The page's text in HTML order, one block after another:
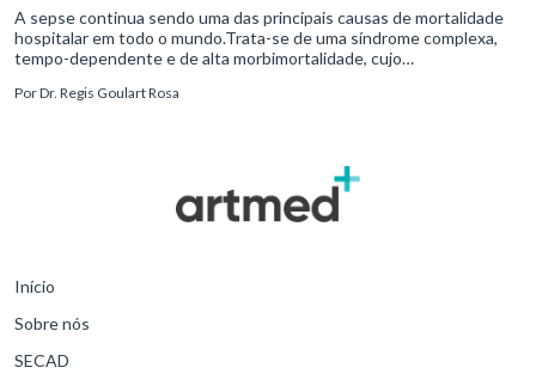
A sepse continua sendo uma das principais causas de mortalidade
hospitalar em todo o mundo.Trata-se de uma síndrome complexa,
tempo-dependente e de alta morbimortalidade, cujo
para o desfe
PorDr. Regis Goulart Rosa
Início
Sobre nós
SECAD